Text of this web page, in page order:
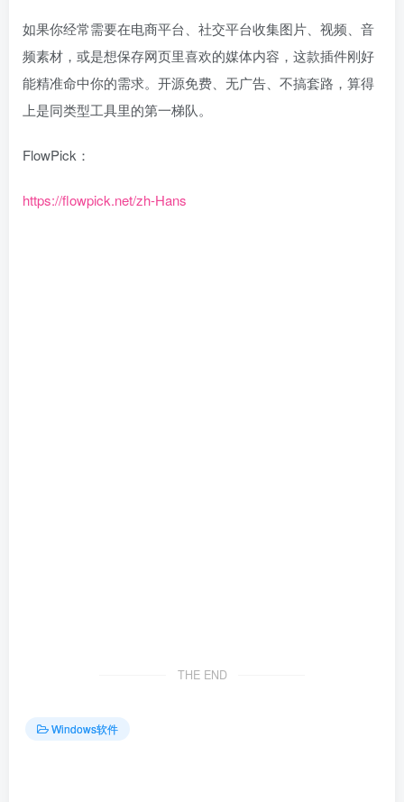
如果你经常需要在电商平台、社交平台收集图片、视频、音
频素材，或是想保存网页里喜欢的媒体内容，这款插件刚好
能精准命中你的需求。开源免费、无广告、不搞套路，算得
上是同类型工具里的第一梯队。
FlowPick：
https://flowpick.net/zh-Hans
THE END
Windows软件